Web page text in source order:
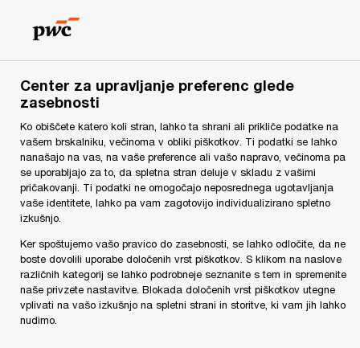
content
footer
PwC Slovenija Storitve Revizijske in sorodne storitve
Notranja revizija
Tveganja, upravljanje z njimi in
notranje kontrole še nikoli doslej niso
bile tako pomembne kot sedaj, ko se
uprave soočajo s čedalje večjim
Center za upravljanje preferenc glede
zasebnosti
Ko obiščete katero koli stran, lahko ta shrani ali prikliče podatke na
vašem brskalniku, večinoma v obliki piškotkov. Ti podatki se lahko
nanašajo na vas, na vaše preference ali vašo napravo, večinoma pa
se uporabljajo za to, da spletna stran deluje v skladu z vašimi
pričakovanji. Ti podatki ne omogočajo neposrednega ugotavljanja
vaše identitete, lahko pa vam zagotovijo individualizirano spletno
izkušnjo.
Ker spoštujemo vašo pravico do zasebnosti, se lahko odločite, da ne
boste dovolili uporabe določenih vrst piškotkov. S klikom na naslove
različnih kategorij se lahko podrobneje seznanite s tem in spremenite
naše privzete nastavitve. Blokada določenih vrst piškotkov utegne
vplivati na vašo izkušnjo na spletni strani in storitve, ki vam jih lahko
nudimo.